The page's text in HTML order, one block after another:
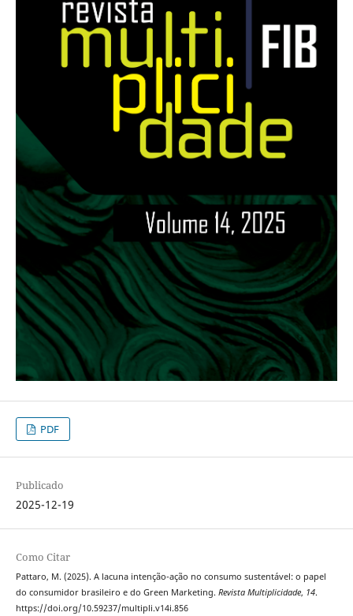
PDF
Publicado
2025-12-19
Como Citar
Pattaro, M. (2025). A lacuna intenção-ação no consumo sustentável: o papel
do consumidor brasileiro e do Green Marketing. Revista Multiplicidade, 14.
https://doi.org/10.59237/multipli.v14i.856